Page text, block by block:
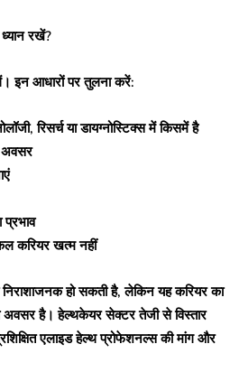
रखें?
इन आधारों पर तुलना करें:
रिसर्च या डायग्नोस्टिक्स में किसमें है
अवसर
करियर खत्म नहीं
हो सकती है, लेकिन यह करियर का
है। हेल्थकेयर सेक्टर तेजी से विस्तार
एलाइड हेल्थ प्रोफेशनल्स की मांग और